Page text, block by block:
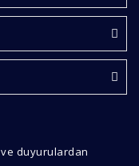
bulunuyor.
duyurulardan